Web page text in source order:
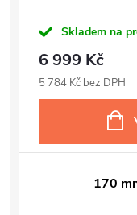
Skladem na
6 999 Kč
5 784 Kč bez DPH
170